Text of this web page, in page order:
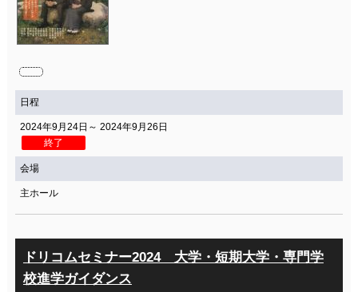
日程
2024年9月24日～ 2024年9月26日
終了
会場
主ホール
ドリコムセミナー2024 大学・短期大学・専門学
校進学ガイダンス